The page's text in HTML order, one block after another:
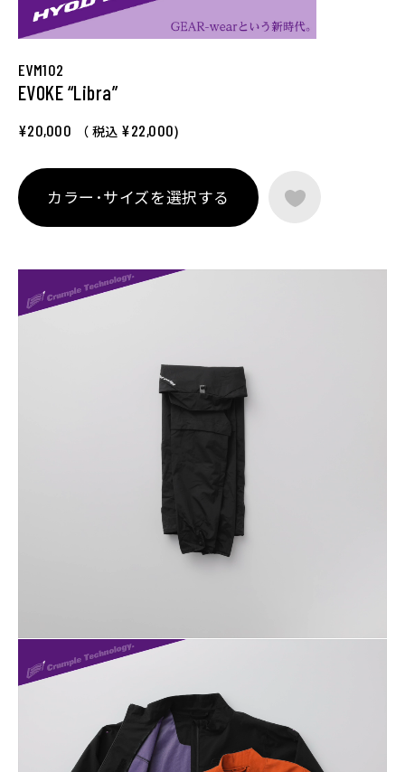
EVM102
EVOKE “Libra”
¥20,000 （ 税込 ¥22,000)
カラー･サイズを選択する